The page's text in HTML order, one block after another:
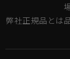
弊社正規品とは